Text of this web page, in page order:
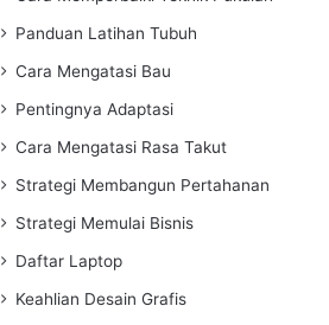
Panduan Latihan Tubuh
Cara Mengatasi Bau
Pentingnya Adaptasi
Cara Mengatasi Rasa Takut
Strategi Membangun Pertahanan
Strategi Memulai Bisnis
Daftar Laptop
Keahlian Desain Grafis